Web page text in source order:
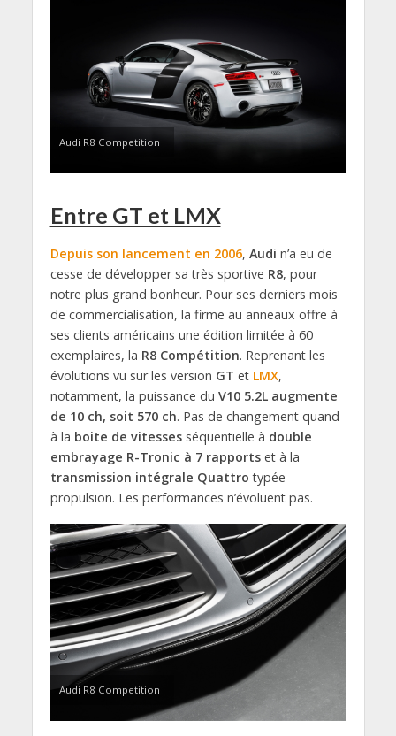
Audi R8 Competition
Entre GT et LMX
Depuis son lancement en 2006, Audi n’a eu de
cesse de développer sa très sportive R8, pour
notre plus grand bonheur. Pour ses derniers mois
de commercialisation, la firme au anneaux offre à
ses clients américains une édition limitée à 60
exemplaires, la R8 Compétition. Reprenant les
évolutions vu sur les version GT et LMX,
notamment, la puissance du V10 5.2L augmente
de 10 ch, soit 570 ch. Pas de changement quand
à la boite de vitessesséquentielle à double
embrayage R-Tronic à 7 rapportset à la
transmission intégrale Quattro typée
propulsion. Les performances n’évoluent pas.
Audi R8 Competition